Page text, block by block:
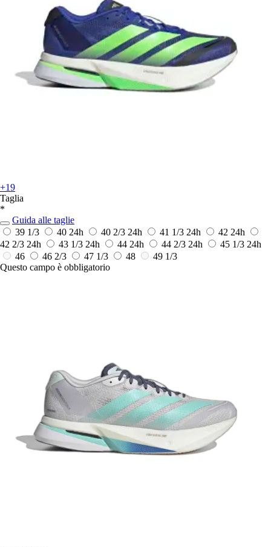
+19
Taglia
*
Guida alle taglie
39 1/3
40 24h 40 2/3 24h 41 1/3 24h 42 24h
42 2/3 24h 43 1/3 24h 44 24h 44 2/3 24h 45 1/3 24h
46
46 2/3 47 1/3 48
49 1/3
Questo campo è obbligatorio